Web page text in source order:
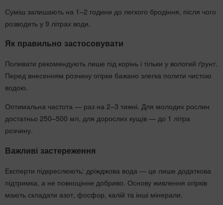
Суміш залишають на 1–2 години до легкого бродіння, після чого
розводять у 9 літрах води.
Як правильно застосовувати
Поливати рекомендують лише під корінь і тільки у вологий ґрунт.
Перед внесенням розчину огірки бажано злегка полити чистою
водою.
Оптимальна частота — раз на 2–3 тижні. Для молодих рослин
достатньо 250–500 мл, для дорослих кущів — до 1 літра
розчину.
Важливі застереження
Експерти підкреслюють: дріжджова вода — це лише додаткова
підтримка, а не повноцінне добриво. Основу живлення огірків
мають складати азот, фосфор, калій та інші мінерали.